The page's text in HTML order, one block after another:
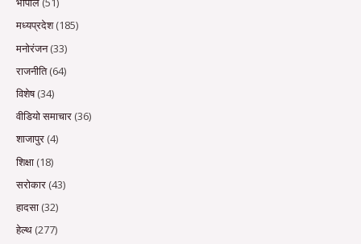
मध्यप्रदेश(185)
मनोरंजन(33)
राजनीति(64)
विशेष(34)
वीडियो समाचार (36)
शाजापुर (4)
शिक्षा (18)
सरोकार (43)
हादसा (32)
हेल्थ (277)